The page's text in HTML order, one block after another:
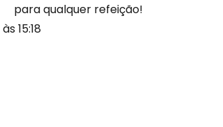
para qualquer refeição!
às 15:18